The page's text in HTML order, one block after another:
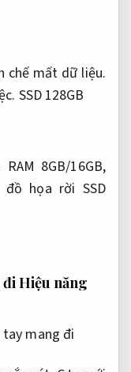
chế mất dữ liệu.
SSD 128GB
RAM 8GB/16GB,
đồ họa rời SSD
điHiệu năng